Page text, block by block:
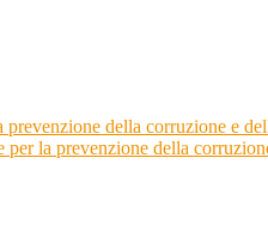
prevenzione della corruzione e
per la prevenzione della